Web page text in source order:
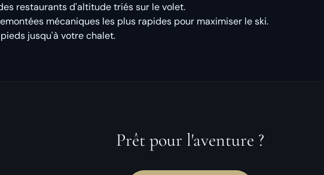
restaurants d'altitude triés sur le volet.
mécaniques les plus rapides pour maximiser le ski.
jusqu'à votre chalet.
Prêt pour l'aventure ?